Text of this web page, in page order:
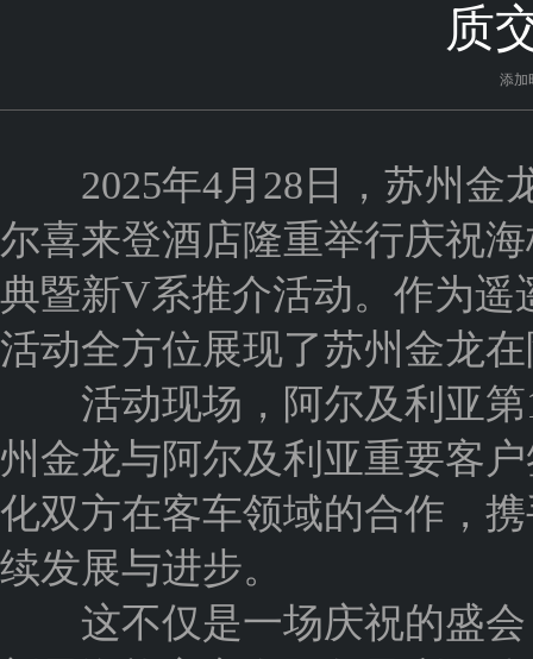
质
添加
2025年4月28日，苏州金
尔喜来登酒店隆重举行庆祝
典暨新V系推介活动。作为
活动全方位展现了苏州金龙
活动现场，阿尔及利亚第
州金龙与阿尔及利亚重要客
化双方在客车领域的合作，
续发展与进步。
这不仅是一场庆祝的盛会